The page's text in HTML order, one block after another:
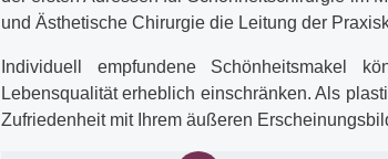
und Ästhetische Chirurgie die Leitung der
Individuell empfundene Schönheitsmakel
Lebensqualität erheblich einschränken. Als
Zufriedenheit mit Ihrem äußeren